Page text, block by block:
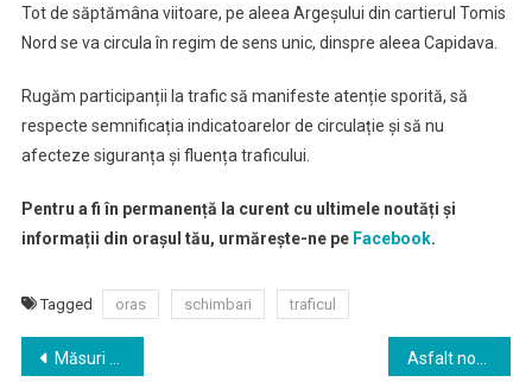
Tot de săptămâna viitoare, pe aleea Argeșului din cartierul Tomis
Nord se va circula în regim de sens unic, dinspre aleea Capidava.
Rugăm participanții la trafic să manifeste atenție sporită, să
respecte semnificația indicatoarelor de circulație și să nu
afecteze siguranța și fluența traficului.
Pentru a fi în permanență la curent cu ultimele noutăți și
informații din orașul tău, urmărește-ne pe Facebook.
Tagged oras schimbari traficul
Navigare
Măsuri pentru creșterea capacității instituționale în prevenirea și combaterea răspândirii infecțiilor cu noul coronavirus Asfalt nou în zonele rezidențiale